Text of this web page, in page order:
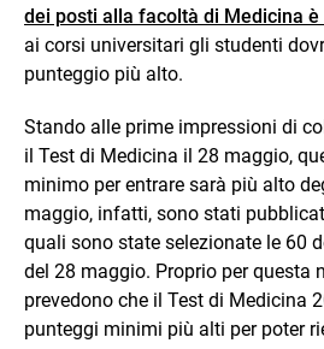
dei posti alla facoltà di Medicina
ai corsi universitari gli studenti
punteggio più alto.
Stando alle prime impressioni di
il Test di Medicina il 28 maggio,
minimo per entrare sarà più alto
maggio, infatti, sono stati
quali sono state selezionate le 60
del 28 maggio. Proprio per questa
prevedono che il Test di Medicina
punteggi minimi più alti per poter